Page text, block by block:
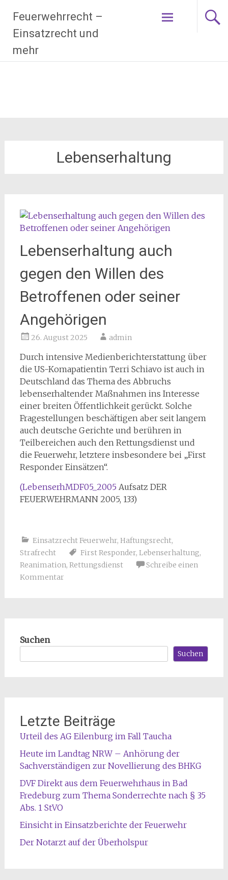
Inhalt
springen
Feuerwehrrecht –
Einsatzrecht und
mehr
Lebenserhaltung
Lebenserhaltung auch
gegen den Willen des
Betroffenen oder seiner
Angehörigen
26. August 2025 admin
Durch intensive Medienberichterstattung über
die US-Komapatientin Terri Schiavo ist auch in
Deutschland das Thema des Abbruchs
lebenserhaltender Maßnahmen ins Interesse
einer breiten Öffentlichkeit gerückt. Solche
Fragestellungen beschäftigen aber seit langem
auch deutsche Gerichte und berühren in
Teilbereichen auch den Rettungsdienst und
die Feuerwehr, letztere insbesondere bei „First
Responder Einsätzen“.
(LebenserhMDF05_2005 Aufsatz DER
FEUERWEHRMANN 2005, 133)
Einsatzrecht Feuerwehr, Haftungsrecht,
Strafrecht
First Responder, Lebenserhaltung,
Reanimation, Rettungsdienst
Schreibe einen
Kommentar
Suchen
Suchen
Letzte Beiträge
Urteil des AG Eilenburg im Fall Taucha
Heute im Landtag NRW – Anhörung der
Sachverständigen zur Novellierung des BHKG
DVF Direkt aus dem Feuerwehrhaus in Bad
Fredeburg zum Thema Sonderrechte nach § 35
Abs. 1 StVO
Einsicht in Einsatzberichte der Feuerwehr
Der Notarzt auf der Überholspur